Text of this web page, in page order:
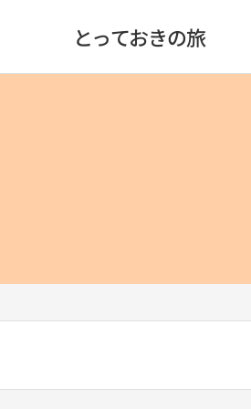
とっておきの旅